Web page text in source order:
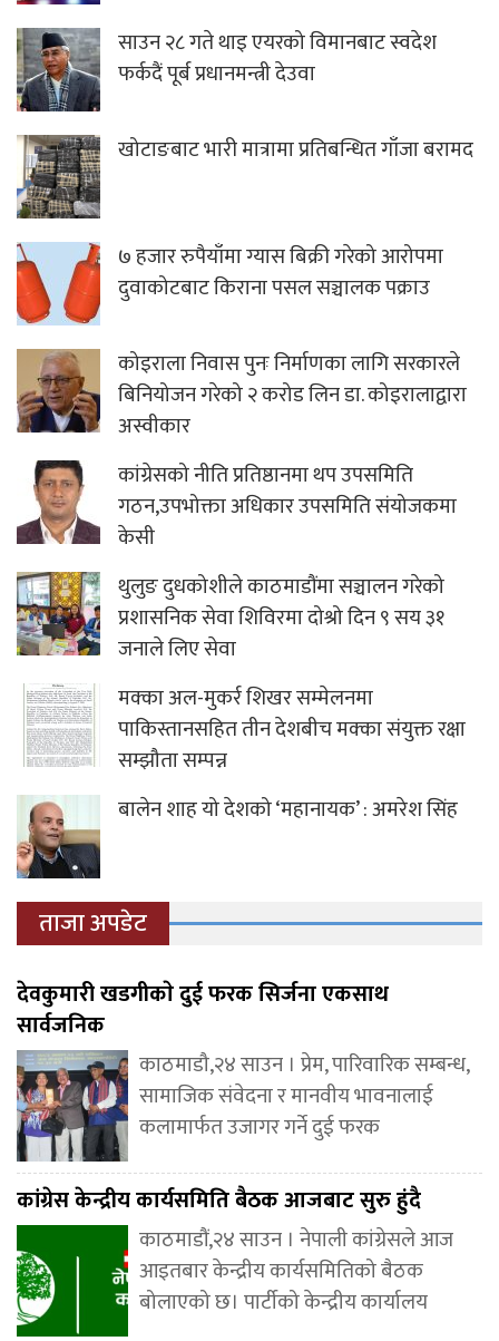
साउन २८ गते थाइ एयरको विमानबाट स्वदेश
फर्कदैं पूर्ब प्रधानमन्त्री देउवा
खोटाङबाट भारी मात्रामा प्रतिबन्धित गाँजा बरामद
७ हजार रुपैयाँमा ग्यास बिक्री गरेको आरोपमा
दुवाकोटबाट किराना पसल सञ्चालक पक्राउ
कोइराला निवास पुनः निर्माणका लागि सरकारले
बिनियोजन गरेको २ करोड लिन डा. कोइरालाद्वारा
अस्वीकार
कांग्रेसको नीति प्रतिष्ठानमा थप उपसमिति
गठन,उपभोक्ता अधिकार उपसमिति संयोजकमा
केसी
थुलुङ दुधकोशीले काठमाडौंमा सञ्चालन गरेको
प्रशासनिक सेवा शिविरमा दोश्रो दिन ९ सय ३१
जनाले लिए सेवा
मक्का अल-मुकर्र शिखर सम्मेलनमा
पाकिस्तानसहित तीन देशबीच मक्का संयुक्त रक्षा
सम्झौता सम्पन्न
बालेन शाह यो देशको ‘महानायक’ : अमरेश सिंह
ताजा अपडेट
देवकुमारी खडगीकाे दुई फरक सिर्जना एकसाथ
सार्वजनिक
काठमाडौ,२४ साउन । प्रेम, पारिवारिक सम्बन्ध,
सामाजिक संवेदना र मानवीय भावनालाई
कलामार्फत उजागर गर्ने दुई फरक
कांग्रेस केन्द्रीय कार्यसमिति बैठक आजबाट सुरु हुंदै
काठमाडौं,२४ साउन । नेपाली कांग्रेसले आज
आइतबार केन्द्रीय कार्यसमितिको बैठक
बोलाएको छ। पार्टीको केन्द्रीय कार्यालय